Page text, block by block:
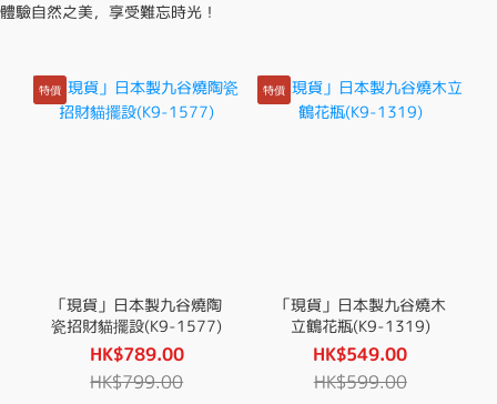
體驗自然之美，享受難忘時光！
特價
「現貨」日本製九谷燒陶
瓷招財貓擺設(K9-1577)
HK$789.00
HK$799.00
特價
「現貨」日本製九谷燒木
立鶴花瓶(K9-1319)
HK$549.00
HK$599.00